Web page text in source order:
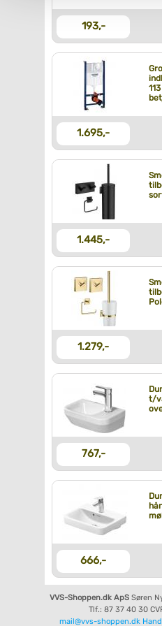
193,-
1.695,-
1.445,-
1.279,-
t/
767,-
666,-
VVS-Shoppen.dk ApS Søren
Tlf.: 87 37 40 30
mail@vvs-shoppen.dk